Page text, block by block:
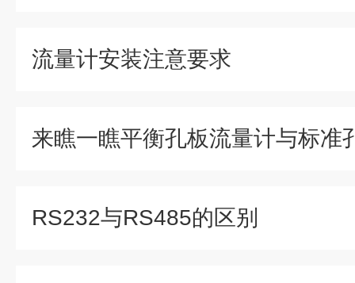
流量计安装注意要求
RS232与RS485的区别